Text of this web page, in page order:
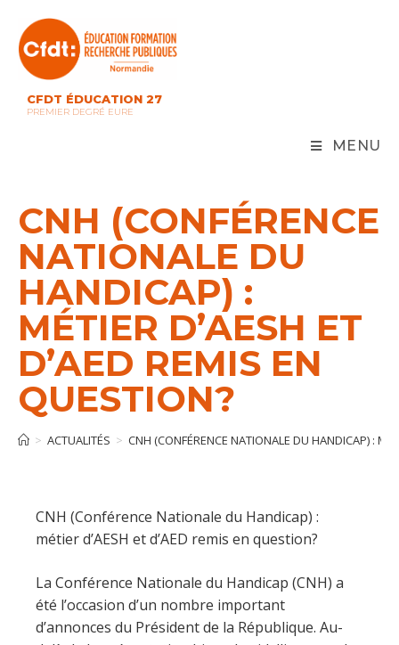
content
CFDT ÉDUCATION 27
PREMIER DEGRÉ EURE
MENU
CNH (CONFÉRENCE
NATIONALE DU
HANDICAP) :
MÉTIER D’AESH ET
D’AED REMIS EN
QUESTION?
> ACTUALITÉS > CNH (CONFÉRENCE NATIONALE DU HANDICAP) :
CNH (Conférence Nationale du Handicap) :
métier d’AESH et d’AED remis en question?
La Conférence Nationale du Handicap (CNH) a
été l’occasion d’un nombre important
d’annonces du Président de la République. Au-